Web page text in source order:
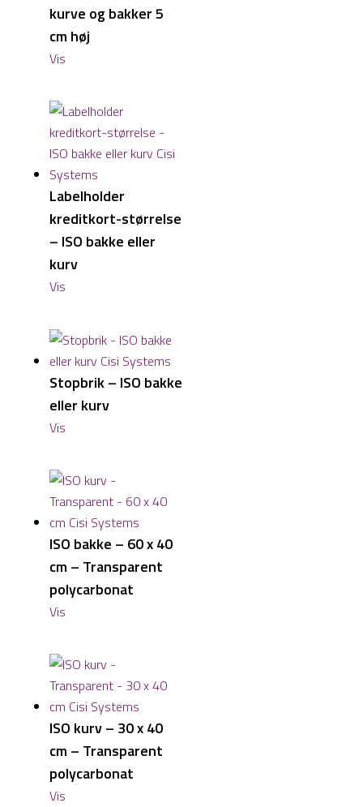
kurve og bakker 5
cm høj
Vis
Labelholder
kreditkort-størrelse
– ISO bakke eller
kurv
Vis
Stopbrik – ISO bakke
eller kurv
Vis
ISO bakke – 60 x 40
cm – Transparent
polycarbonat
Vis
ISO kurv – 30 x 40
cm – Transparent
polycarbonat
Vis